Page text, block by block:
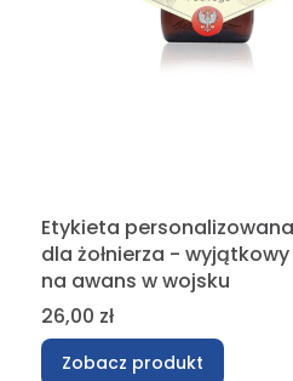
Etykieta
dla żołnierza -
na awans w wojsku
Cena
26,00 zł
Zobacz produkt